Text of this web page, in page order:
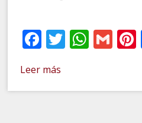
Facebook
Twitter
Leer más